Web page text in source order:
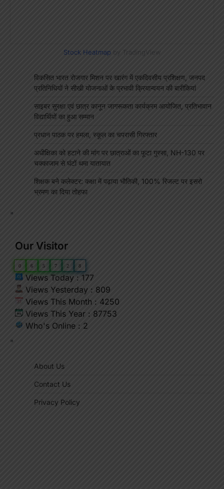
Stock Heatmap by TradingView
विकसित भारत रोजगार मिशन पर खारंग में एकदिवसीय प्रशिक्षण, जनपद
प्रतिनिधियों ने सीखी योजनाओं के प्रभावी क्रियान्वयन की बारीकियां
साइबर सुरक्षा एवं छात्र कानून जागरूकता कार्यक्रम आयोजित, प्रतिभावान
विद्यार्थियों का हुआ सम्मान
प्रधान पाठक पर हमला, स्कूल का चपरासी गिरफ्तार
अधीक्षिका को हटाने की मांग पर छात्राओं का फूटा गुस्सा, NH-130 पर
चक्काजाम से घंटों थमा यातायात
शिक्षक बने कलेक्टर: कक्षा में पढ़ाया भौतिकी, 100% रिजल्ट पर इसरो
भ्रमण का दिया तोहफा
"
Our Visitor
0 6 5 7 2 8
Views Today : 177
Views Yesterday : 809
Views This Month : 4250
Views This Year : 87753
Who's Online : 2
"
About Us
Contact Us
Privacy Policy